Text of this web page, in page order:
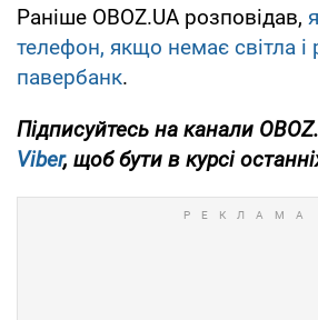
Раніше OBOZ.UA розповідав,
телефон, якщо немає світла і
павербанк.
Підписуйтесь на канали
Viber, щоб бути в курсі